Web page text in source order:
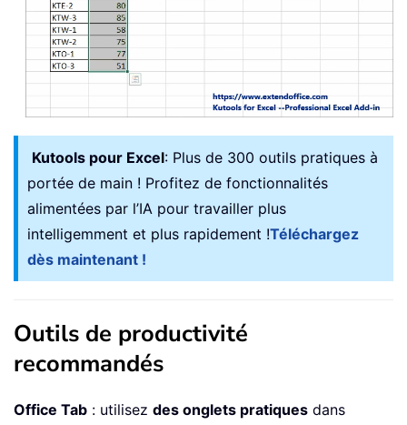
Kutools pour Excel: Plus de 300 outils pratiques à
portée de main ! Profitez de fonctionnalités
alimentées par l’IA pour travailler plus
intelligemment et plus rapidement !Téléchargez
dès maintenant !
Outils de productivité
recommandés
Office Tab : utilisez des onglets pratiques dans